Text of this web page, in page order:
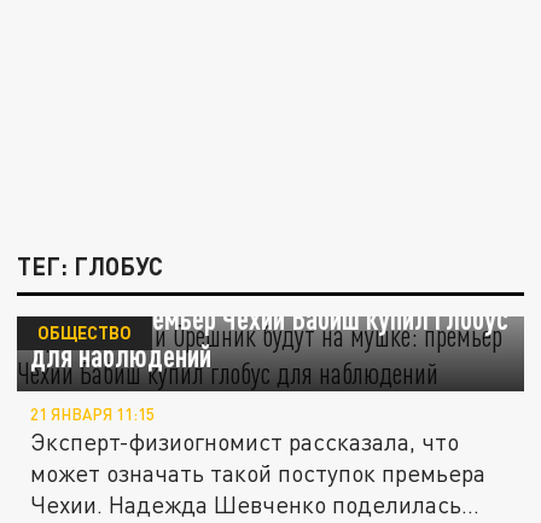
ТЕГ: ГЛОБУС
Гренландия и "Орешник" будут "на
мушке": премьер Чехии Бабиш купил глобус
для наблюдений
ОБЩЕСТВО
21 ЯНВАРЯ 11:15
Эксперт-физиогномист рассказала, что
может означать такой поступок премьера
Чехии. Надежда Шевченко поделилась...